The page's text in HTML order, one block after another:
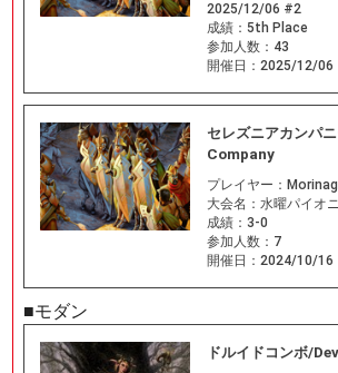
2025/12/06 #2
成績： 5th Place
参加人数： 43
開催日： 2025/12/06
セレズニアカンパ
Company
プレイヤー：
大会名： 水曜パイオ
成績： 3-0
参加人数： 7
開催日： 2024/10/16
■モダン
ドルイドコンボ/